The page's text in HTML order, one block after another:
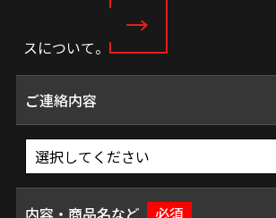
スについて。
ご連絡内容
内容・商品名など 必須